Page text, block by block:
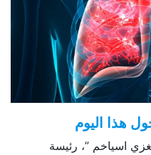
هذا اليوم
اسياخم ”، رئيسة